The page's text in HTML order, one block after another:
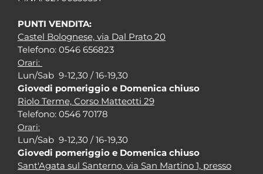
PUNTI VENDITA:
Castel Bolognese, via Dal Prato 20
Telefono: 0546 656823
Orari:
Lun/Sab 9-12,30 / 16-19,30
Giovedi pomeriggio e Domenica chiuso
Riolo Terme, Corso Matteotti 29
Telefono: 0546 70178
Orari:
Lun/Sab 9-12,30 / 16-19,30
Giovedi pomeriggio e Domenica chiuso
Sant'Agata sul Santerno, via San Martino 1, presso